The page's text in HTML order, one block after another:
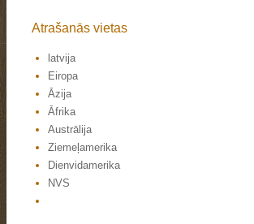
Atrašanās vietas
latvija
Eiropa
Āzija
Āfrika
Austrālija
Ziemeļamerika
Dienvidamerika
NVS